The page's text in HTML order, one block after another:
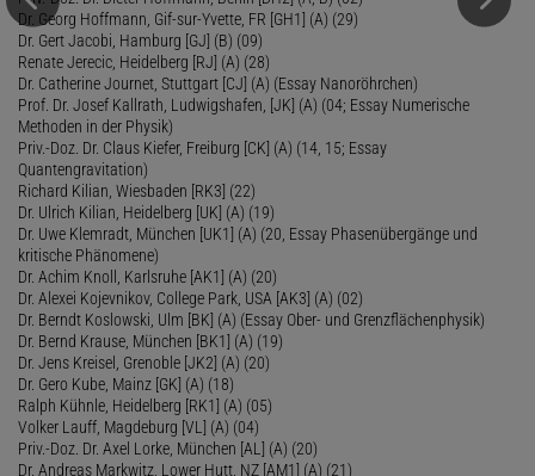
Dr. Georg Hoffmann, Gif-sur-Yvette, FR [GH1] (A) (29)
Dr. Gert Jacobi, Hamburg [GJ] (B) (09)
Renate Jerecic, Heidelberg [RJ] (A) (28)
Dr. Catherine Journet, Stuttgart [CJ] (A) (Essay Nanoröhrchen)
Prof. Dr. Josef Kallrath, Ludwigshafen, [JK] (A) (04; Essay Numerische
Methoden in der Physik)
Priv.-Doz. Dr. Claus Kiefer, Freiburg [CK] (A) (14, 15; Essay
Quantengravitation)
Richard Kilian, Wiesbaden [RK3] (22)
Dr. Ulrich Kilian, Heidelberg [UK] (A) (19)
Dr. Uwe Klemradt, München [UK1] (A) (20, Essay Phasenübergänge und
kritische Phänomene)
Dr. Achim Knoll, Karlsruhe [AK1] (A) (20)
Dr. Alexei Kojevnikov, College Park, USA [AK3] (A) (02)
Dr. Berndt Koslowski, Ulm [BK] (A) (Essay Ober- und Grenzflächenphysik)
Dr. Bernd Krause, München [BK1] (A) (19)
Dr. Jens Kreisel, Grenoble [JK2] (A) (20)
Dr. Gero Kube, Mainz [GK] (A) (18)
Ralph Kühnle, Heidelberg [RK1] (A) (05)
Volker Lauff, Magdeburg [VL] (A) (04)
Priv.-Doz. Dr. Axel Lorke, München [AL] (A) (20)
Dr. Andreas Markwitz, Lower Hutt, NZ [AM1] (A) (21)